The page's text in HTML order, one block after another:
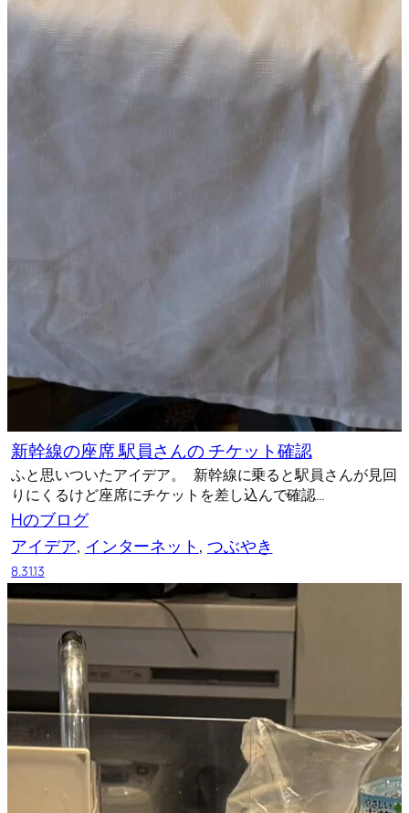
新幹線の座席 駅員さんの チケット確認
ふと思いついたアイデア。 新幹線に乗ると駅員さんが見回
りにくるけど座席にチケットを差し込んで確認…
Hのブログ
アイデア, インターネット, つぶやき
8.31.13